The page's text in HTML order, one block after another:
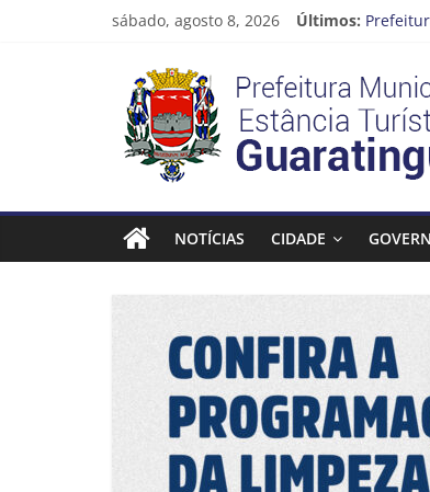
sábado, agosto 8, 2026 Últimos:
Neste
A
Prefeitura
Estância
Turística
Estância
Turística
Guaratinguetá
NOTÍCIAS CIDADE